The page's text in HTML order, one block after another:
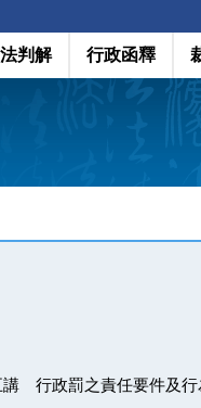
判解 行政函釋
講 行政罰之責任要件及行